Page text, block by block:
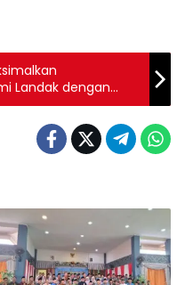
Landak dengan
Keamanan